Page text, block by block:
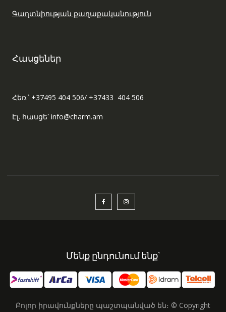
Գաղտնիության քաղաքականություն
Հասցեներ
Հեռ.՝ +37495 404 506/ +37433 404 506
Էլ. հասցե՝ info@charm.am
Մենք ընդունում ենք՝
Բոլոր իրավունքները պաշտպանված են։ © Copyright